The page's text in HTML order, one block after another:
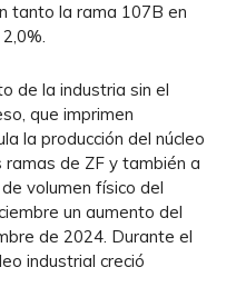
tanto la rama 107B en
de la industria sin el
que imprimen
la producción del núcleo
ramas de ZF y también a
volumen físico del
un aumento del
de 2024. Durante el
industrial creció